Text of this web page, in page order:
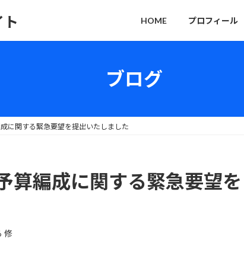
HOME プロフィール
ブログ
に関する緊急要望を提出いたしました
編成に関する緊急要望を
修